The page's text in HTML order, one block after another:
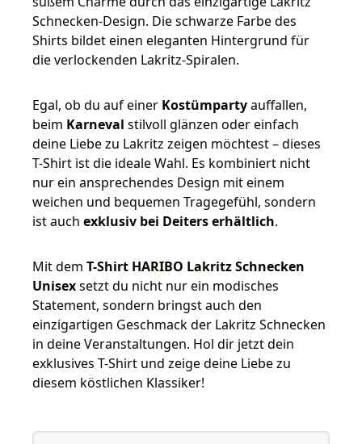
Schnecken-Design. Die schwarze Farbe des
Shirts bildet einen eleganten Hintergrund für
die verlockenden Lakritz-Spiralen.
Egal, ob du auf einer Kostümpartyauffallen,
beim Karneval stilvoll glänzen oder einfach
deine Liebe zu Lakritz zeigen möchtest – dieses
T-Shirt ist die ideale Wahl. Es kombiniert nicht
nur ein ansprechendes Design mit einem
weichen und bequemen Tragegefühl, sondern
ist auch exklusiv bei Deiters erhältlich.
Mit dem T-Shirt HARIBO Lakritz Schnecken
Unisexsetzt du nicht nur ein modisches
Statement, sondern bringst auch den
einzigartigen Geschmack der Lakritz Schnecken
in deine Veranstaltungen. Hol dir jetzt dein
exklusives T-Shirt und zeige deine Liebe zu
diesem köstlichen Klassiker!